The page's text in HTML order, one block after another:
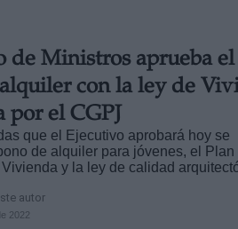
de Ministros aprueba
con la ley de
por el CGPJ
que el Ejecutivo aprobará hoy se
de alquiler para jóvenes, el Plan
y la ley de calidad
autor
2022